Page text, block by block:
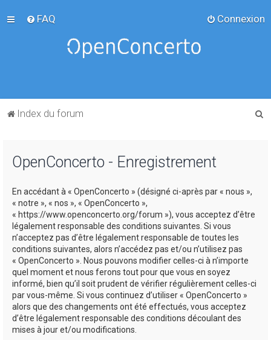
FAQ Connexion
Index du forum
OpenConcerto - Enregistrement
En accédant à « OpenConcerto » (désigné ci-après par « nous »,
« notre », « nos », « OpenConcerto »,
« https://www.openconcerto.org/forum »), vous acceptez d’être
légalement responsable des conditions suivantes. Si vous
n’acceptez pas d’être légalement responsable de toutes les
conditions suivantes, alors n’accédez pas et/ou n’utilisez pas
« OpenConcerto ». Nous pouvons modifier celles-ci à n’importe
quel moment et nous ferons tout pour que vous en soyez
informé, bien qu’il soit prudent de vérifier régulièrement celles-ci
par vous-même. Si vous continuez d’utiliser « OpenConcerto »
alors que des changements ont été effectués, vous acceptez
d’être légalement responsable des conditions découlant des
mises à jour et/ou modifications.